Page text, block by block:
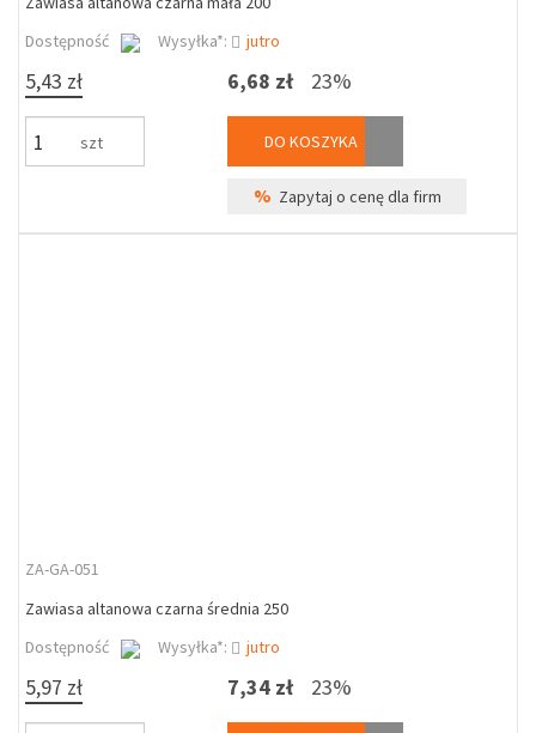
Dostępność
Wysyłka*: jutro
5,43 zł
szt
6,68 zł 23%
DO KOSZYKA
% Zapytaj o cenę dla firm
ZA-GA-051
Zawiasa altanowa czarna średnia 250
Dostępność
Wysyłka*: jutro
5,97 zł 7,34 zł 23%